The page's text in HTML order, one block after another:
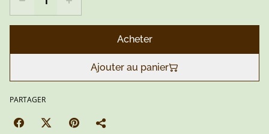
Acheter
Ajouter au panier
PARTAGER